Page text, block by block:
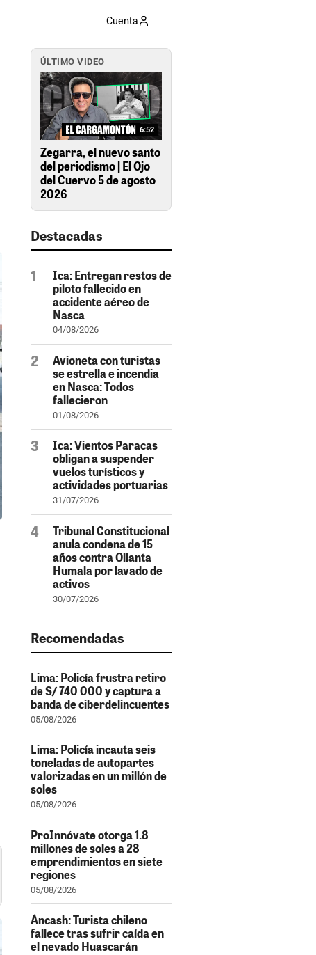
Cuenta
ÚLTIMO VIDEO
6:52
Zegarra, el nuevo santo
del periodismo | El Ojo
del Cuervo 5 de agosto
2026
Destacadas
Ica: Entregan restos de
piloto fallecido en
accidente aéreo de
Nasca
04/08/2026
Avioneta con turistas
se estrella e incendia
en Nasca: Todos
fallecieron
01/08/2026
Ica: Vientos Paracas
obligan a suspender
vuelos turísticos y
actividades portuarias
31/07/2026
Tribunal Constitucional
anula condena de 15
años contra Ollanta
Humala por lavado de
activos
30/07/2026
Recomendadas
Lima: Policía frustra retiro
de S/ 740 000 y captura a
banda de ciberdelincuentes
05/08/2026
Lima: Policía incauta seis
toneladas de autopartes
valorizadas en un millón de
soles
05/08/2026
ProInnóvate otorga 1.8
millones de soles a 28
emprendimientos en siete
regiones
05/08/2026
Áncash: Turista chileno
fallece tras sufrir caída en
el nevado Huascarán